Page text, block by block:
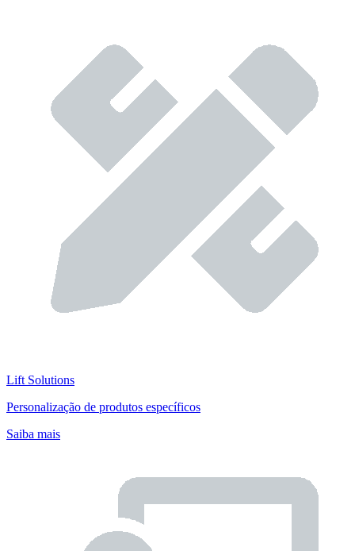
Lift Solutions
Personalização de produtos específicos
Saiba mais